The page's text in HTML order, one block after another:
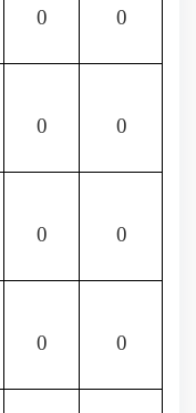
0 0
0 0
0 0
0 0